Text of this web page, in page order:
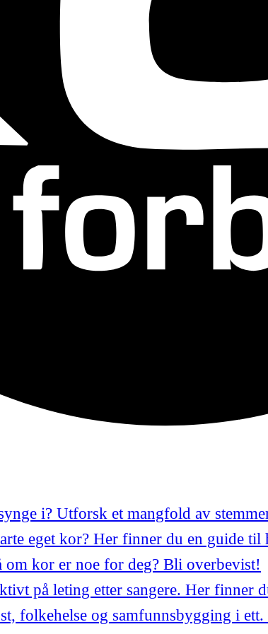
i? Utforsk et mangfold av
eget kor? Her finner du en guide til
om kor er noe for deg? Bli overbevist!
på leting etter sangere. Her finner
folkehelse og samfunnsbygging i